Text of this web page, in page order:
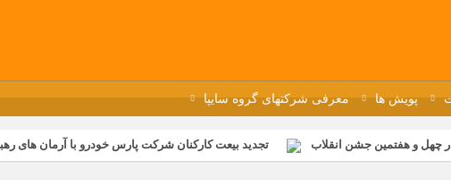
پویش ها معرفی شرکتهای گروه سایپا
چهل و هفتمین جشن انقلاب تجدید بیعت کارکنان شرکت پارس خودرو با آرمان های
برگزار شد